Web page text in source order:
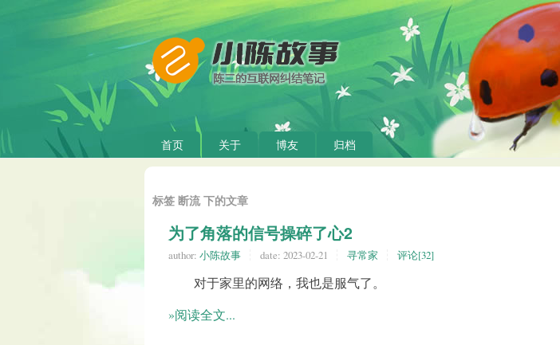
首页 关于 博友 归档
标签 断流 下的文章
为了角落的信号操碎了心2
author: 小陈故事 date: 2023-02-21 寻常家 评论[32]
对于家里的网络，我也是服气了。
»阅读全文...